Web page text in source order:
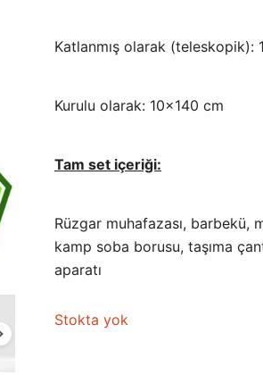
Katlanmış olarak (teleskopik):
Kurulu olarak: 10×140 cm
Tam set içeriği:
Rüzgar muhafazası, barbekü,
kamp soba borusu, taşıma
aparatı
Stokta yok